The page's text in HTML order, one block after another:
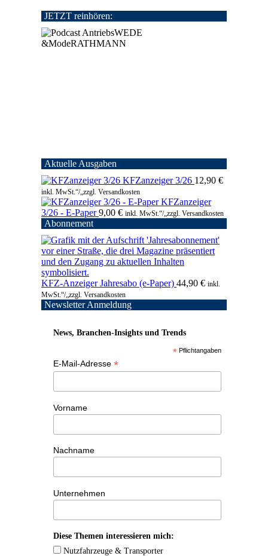
JETZT reinhören:
Aktuelle Ausgaben
KFZanzeiger 3/26 12,90 €
inkl. MwSt.“/„zzgl. Versandkosten
KFZanzeiger
3/26 - E-Paper 9,00 € inkl. MwSt.“/„zzgl. Versandkosten
Abonnement
KFZ-Anzeiger Jahresabo (e-Paper) 44,90 € inkl.
MwSt.“/„zzgl. Versandkosten
Newsletter Anmeldung
News, Branchen-Insights und Trends
* Pflichtangaben
E-Mail-Adresse *
Vorname
Nachname
Unternehmen
Diese Themen interessieren mich:
Nutzfahrzeuge & Transporter